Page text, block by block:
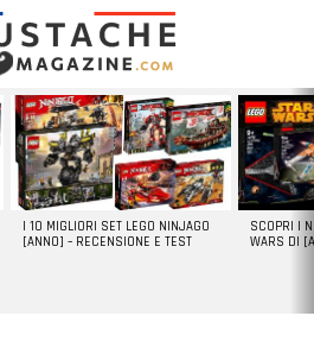
I 10 MIGLIORI SET LEGO NINJAGO
[ANNO] – RECENSIONE E TEST
SCOPRI I
WARS DI